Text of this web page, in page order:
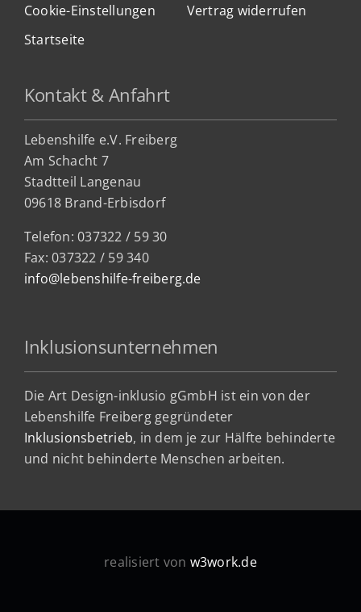
Cookie-Einstellungen
Startseite
Vertrag widerrufen
Kontakt & Anfahrt
Lebenshilfe e.V. Freiberg
Am Schacht 7
Stadtteil Langenau
09618 Brand-Erbisdorf
Telefon: 037322 / 59 30
Fax: 037322 / 59 340
info@lebenshilfe-freiberg.de
Inklusionsunternehmen
Die Art Design-inklusio gGmbH ist ein von der
Lebenshilfe Freiberg gegründeter
Inklusionsbetrieb, in dem je zur Hälfte behinderte
und nicht behinderte Menschen arbeiten.
realisiert von w3work.de